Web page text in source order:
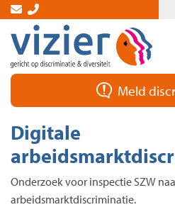
Skip
the
content
Meld
Digitale
Onderzoek voor inspectie SZW
arbeidsmarktdiscriminatie.